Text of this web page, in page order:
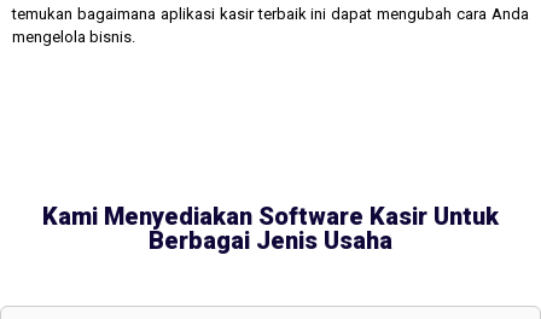
temukan bagaimana aplikasi kasir terbaik ini dapat mengubah cara Anda
mengelola bisnis.
Kami Menyediakan Software Kasir Untuk
Berbagai Jenis Usaha